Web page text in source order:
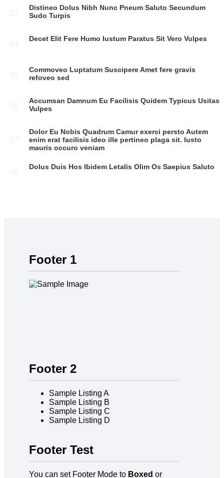
Distineo Dolus Nibh Nunc Pneum Saluto Secundum
Sudo Turpis
Decet Elit Fere Humo Iustum Paratus Sit Vero Vulpes
Commoveo Luptatum Suscipere Amet fere gravis
refoveo sed
Accumsan Damnum Eu Facilisis Quidem Typicus Usitas
Vulpes
Dolor Eu Nobis Quadrum Camur exerci persto Autem
enim erat facilisis ideo ille pertineo plaga sit. Iusto
mauris occuro veniam
Dolus Duis Hos Ibidem Letalis Olim Os Saepius Saluto
Footer 1
Footer 2
Sample Listing A
Sample Listing B
Sample Listing C
Sample Listing D
Footer Test
You can set Footer Mode to Boxed or